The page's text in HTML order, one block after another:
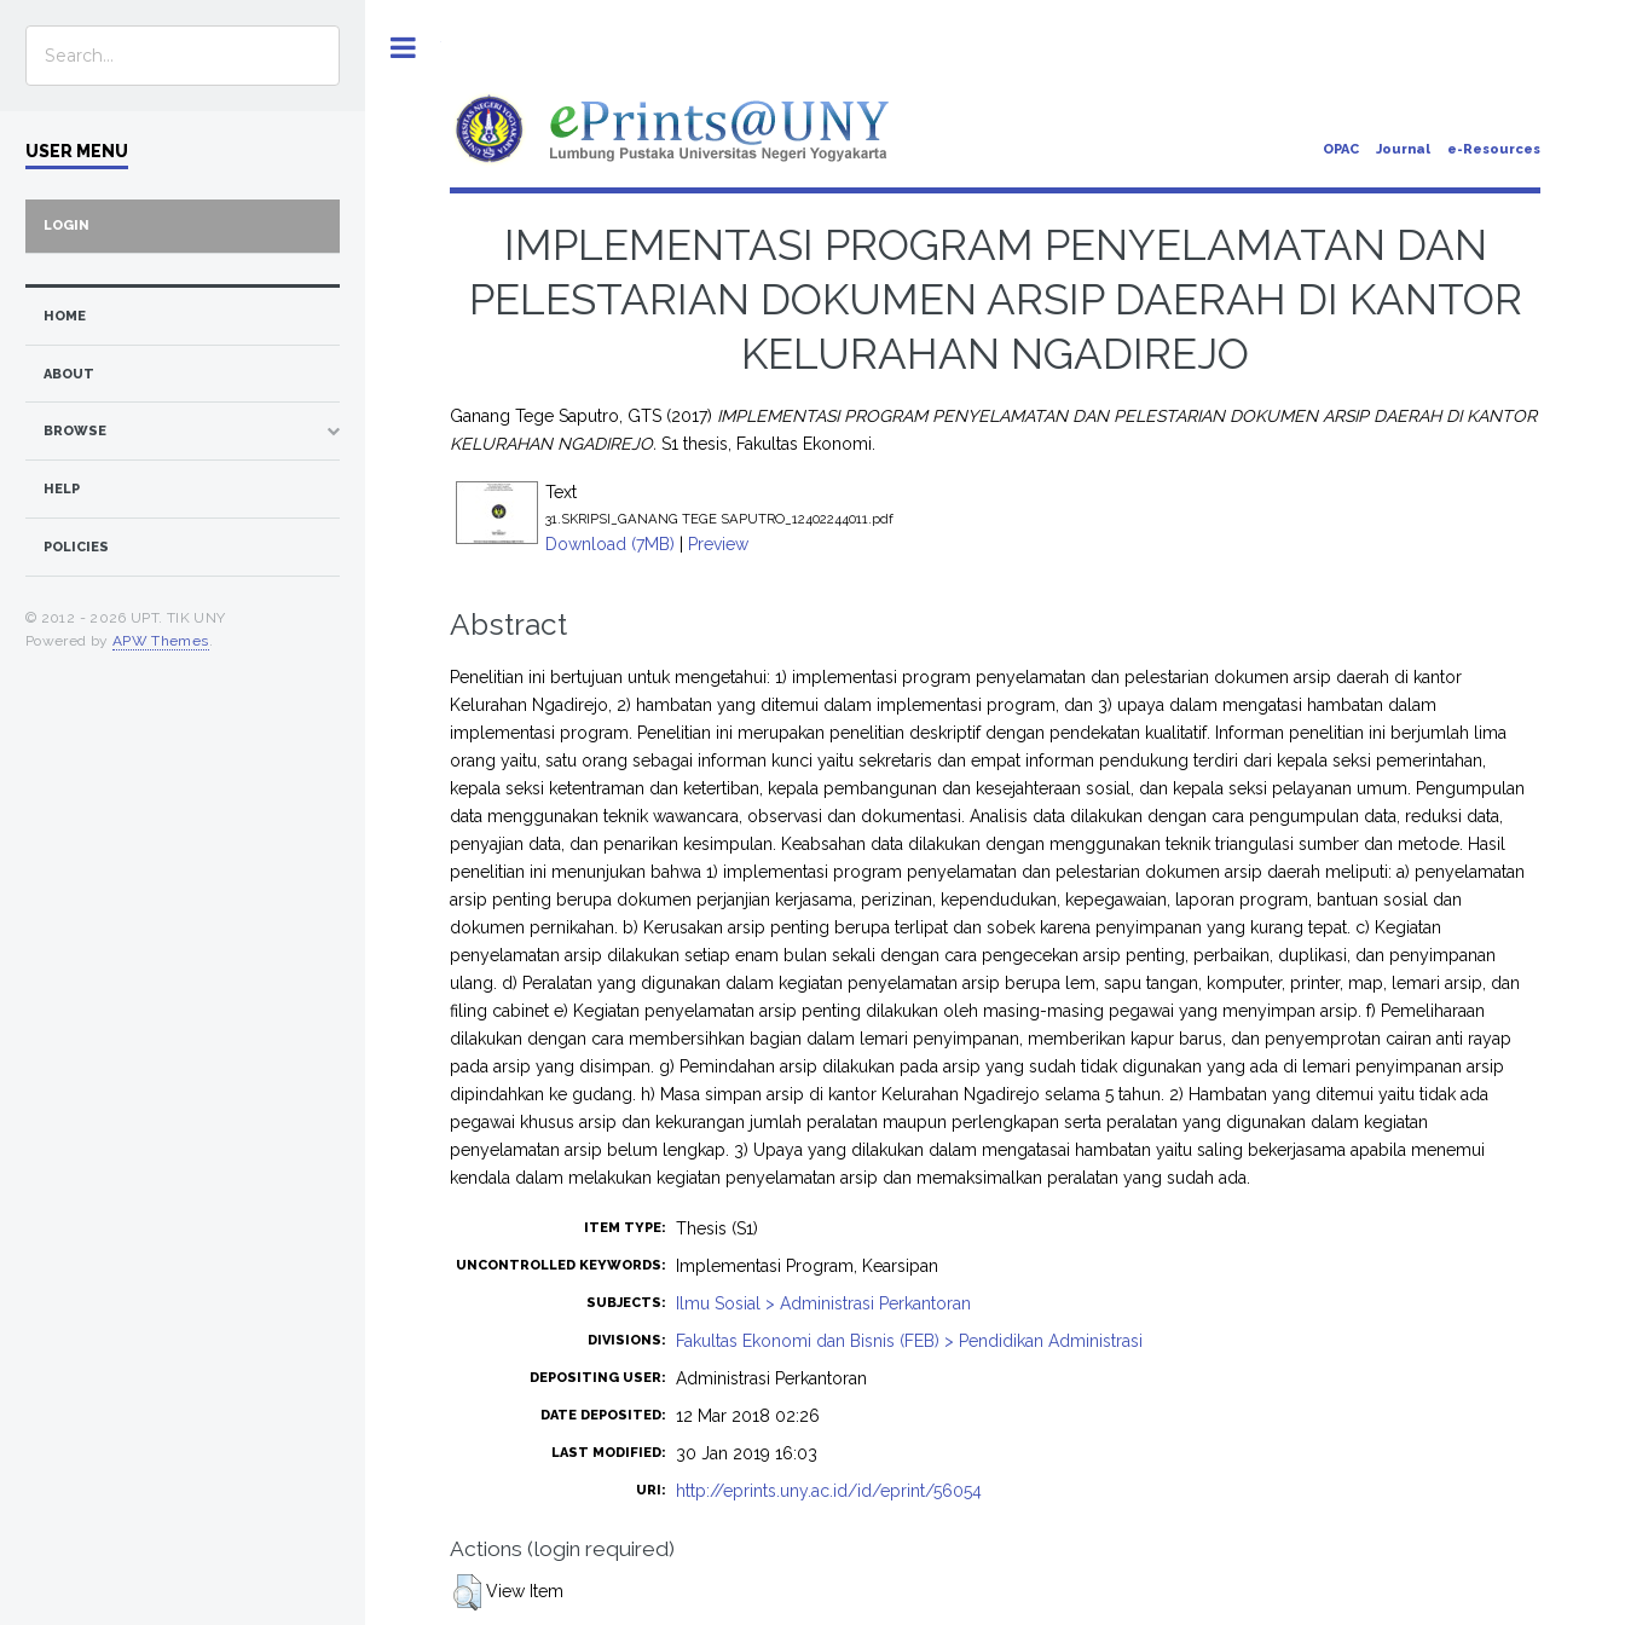
OPAC Journal e-Resources
IMPLEMENTASI PROGRAM PENYELAMATAN DAN
PELESTARIAN DOKUMEN ARSIP DAERAH DI KANTOR
KELURAHAN NGADIREJO
Ganang Tege Saputro, GTS (2017) IMPLEMENTASI PROGRAM PENYELAMATAN DAN PELESTARIAN DOKUMEN ARSIP DAERAH DI KANTOR
KELURAHAN NGADIREJO. S1 thesis, Fakultas Ekonomi.
Text
31.SKRIPSI_GANANG TEGE SAPUTRO_12402244011.pdf
Download (7MB) | Preview
Abstract
Penelitian ini bertujuan untuk mengetahui: 1) implementasi program penyelamatan dan pelestarian dokumen arsip daerah di kantor
Kelurahan Ngadirejo, 2) hambatan yang ditemui dalam implementasi program, dan 3) upaya dalam mengatasi hambatan dalam
implementasi program. Penelitian ini merupakan penelitian deskriptif dengan pendekatan kualitatif. Informan penelitian ini berjumlah lima
orang yaitu, satu orang sebagai informan kunci yaitu sekretaris dan empat informan pendukung terdiri dari kepala seksi pemerintahan,
kepala seksi ketentraman dan ketertiban, kepala pembangunan dan kesejahteraan sosial, dan kepala seksi pelayanan umum. Pengumpulan
data menggunakan teknik wawancara, observasi dan dokumentasi. Analisis data dilakukan dengan cara pengumpulan data, reduksi data,
penyajian data, dan penarikan kesimpulan. Keabsahan data dilakukan dengan menggunakan teknik triangulasi sumber dan metode. Hasil
penelitian ini menunjukan bahwa 1) implementasi program penyelamatan dan pelestarian dokumen arsip daerah meliputi: a) penyelamatan
arsip penting berupa dokumen perjanjian kerjasama, perizinan, kependudukan, kepegawaian, laporan program, bantuan sosial dan
dokumen pernikahan. b) Kerusakan arsip penting berupa terlipat dan sobek karena penyimpanan yang kurang tepat. c) Kegiatan
penyelamatan arsip dilakukan setiap enam bulan sekali dengan cara pengecekan arsip penting, perbaikan, duplikasi, dan penyimpanan
ulang. d) Peralatan yang digunakan dalam kegiatan penyelamatan arsip berupa lem, sapu tangan, komputer, printer, map, lemari arsip, dan
filing cabinet e) Kegiatan penyelamatan arsip penting dilakukan oleh masing-masing pegawai yang menyimpan arsip. f) Pemeliharaan
dilakukan dengan cara membersihkan bagian dalam lemari penyimpanan, memberikan kapur barus, dan penyemprotan cairan anti rayap
pada arsip yang disimpan. g) Pemindahan arsip dilakukan pada arsip yang sudah tidak digunakan yang ada di lemari penyimpanan arsip
dipindahkan ke gudang. h) Masa simpan arsip di kantor Kelurahan Ngadirejo selama 5 tahun. 2) Hambatan yang ditemui yaitu tidak ada
pegawai khusus arsip dan kekurangan jumlah peralatan maupun perlengkapan serta peralatan yang digunakan dalam kegiatan
penyelamatan arsip belum lengkap. 3) Upaya yang dilakukan dalam mengatasai hambatan yaitu saling bekerjasama apabila menemui
kendala dalam melakukan kegiatan penyelamatan arsip dan memaksimalkan peralatan yang sudah ada.
ITEM TYPE: Thesis (S1)
UNCONTROLLED KEYWORDS: Implementasi Program, Kearsipan
SUBJECTS: Ilmu Sosial > Administrasi Perkantoran
DIVISIONS: Fakultas Ekonomi dan Bisnis (FEB) > Pendidikan Administrasi
DEPOSITING USER: Administrasi Perkantoran
DATE DEPOSITED: 12 Mar 2018 02:26
LAST MODIFIED: 30 Jan 2019 16:03
URI: http://eprints.uny.ac.id/id/eprint/56054
Actions (login required)
View Item
USER MENU
LOGIN
HOME
ABOUT
BROWSE
HELP
POLICIES
© 2012 - 2026 UPT. TIK UNY
Powered by APW Themes